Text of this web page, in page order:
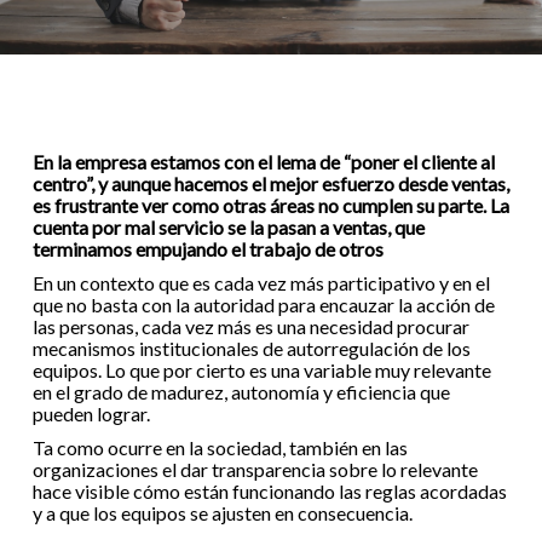
En la empresa estamos con el lema de “poner el cliente al
centro”, y aunque hacemos el mejor esfuerzo desde ventas,
es frustrante ver como otras áreas no cumplen su parte. La
cuenta por mal servicio se la pasan a ventas, que
terminamos empujando el trabajo de otros
En un contexto que es cada vez más participativo y en el
que no basta con la autoridad para encauzar la acción de
las personas, cada vez más es una necesidad procurar
mecanismos institucionales de autorregulación de los
equipos. Lo que por cierto es una variable muy relevante
en el grado de madurez, autonomía y eficiencia que
pueden lograr.
Ta como ocurre en la sociedad, también en las
organizaciones el dar transparencia sobre lo relevante
hace visible cómo están funcionando las reglas acordadas
y a que los equipos se ajusten en consecuencia.